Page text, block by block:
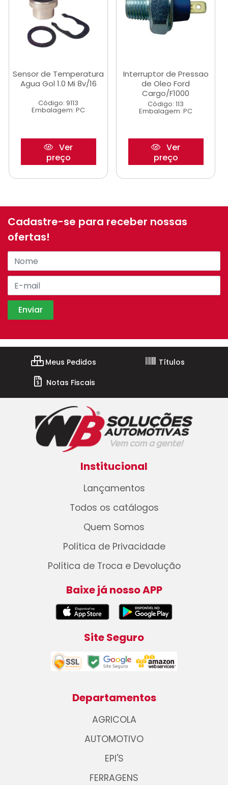
Sensor de Temperatura
Agua Gol 1.0 Mi 8v/16
Código: 9113
Embalagem: PC
Ver
preço
Interruptor de Pressao
de Oleo Ford
Cargo/F1000
Código: 113
Embalagem: PC
Ver
preço
Cadastre-se para receber nossas
ofertas!
Meus Pedidos
Títulos
Notas Fiscais
Institucional
Lançamentos
Todos os catálogos
Quem Somos
Política de Privacidade
Política de Troca e Devolução
Baixe já nosso APP
Site Seguro
Departamentos
AGRICOLA
AUTOMOTIVO
EPI'S
FERRAGENS